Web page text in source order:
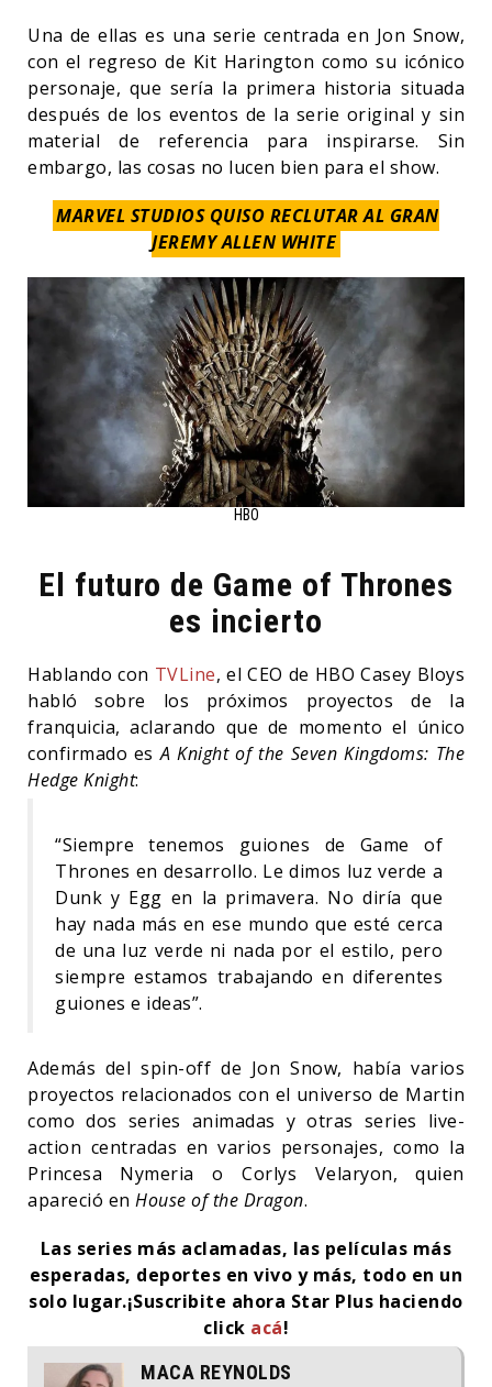
Una de ellas es una serie centrada en Jon Snow,
con el regreso de Kit Harington como su icónico
personaje, que sería la primera historia situada
después de los eventos de la serie original y sin
material de referencia para inspirarse. Sin
embargo, las cosas no lucen bien para el show.
MARVEL STUDIOS QUISO RECLUTAR AL GRAN
JEREMY ALLEN WHITE
HBO
El futuro de Game of Thrones
es incierto
Hablando con TVLine, el CEO de HBO Casey Bloys
habló sobre los próximos proyectos de la
franquicia, aclarando que de momento el único
confirmado esA Knight of the Seven Kingdoms: The
Hedge Knight:
“Siempre tenemos guiones de Game of
Thrones en desarrollo. Le dimos luz verde a
Dunk y Egg en la primavera. No diría que
hay nada más en ese mundo que esté cerca
de una luz verde ni nada por el estilo, pero
siempre estamos trabajando en diferentes
guiones e ideas”.
Además del spin-off de Jon Snow, había varios
proyectos relacionados con el universo de Martin
como dos series animadas y otras series live-
action centradas en varios personajes, como la
Princesa Nymeria o Corlys Velaryon, quien
apareció en House of the Dragon.
Las series más aclamadas, las películas más
esperadas, deportes en vivo y más, todo en un
solo lugar.¡Suscribite ahora Star Plus haciendo
click acá!
MACA REYNOLDS